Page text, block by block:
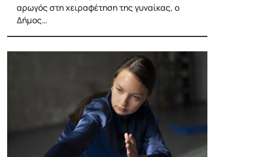
αρωγός στη χειραφέτηση της γυναίκας, ο
Δήμος…